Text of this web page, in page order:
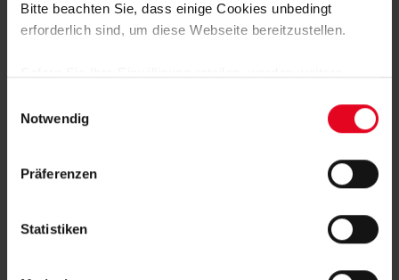
Bitte beachten Sie, dass einige Cookies unbedingt
erforderlich sind, um diese Webseite bereitzustellen.
Daten von Ihnen (z.B. persönlichen Identifikatoren oder
IP-Adressen) verarbeitet werden. Durch Klicken auf den
Speicherung aller aufgeführten Cookies und der
Daten für die unten jeweils angegebene Zwecke gem. §
25 Abs. 1 TDDDG, Art. 6 Abs. 1 lit. a DSGVO zu. Sie
Notwendig
Präferenzen
Statistiken
SC Freiburg
€ 39,95